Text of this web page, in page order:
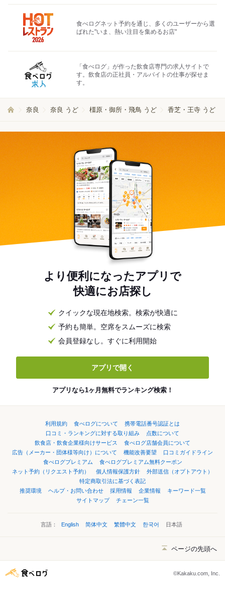
食べログネット予約を通じ、多くのユーザーから選
ばれた"いま、熱い注目を集めるお店"
「食べログ」が作った飲食店専門の求人サイトで
す。飲食店の正社員・アルバイトの仕事が探せま
す。
奈良 奈良 うど 橿原・御所・飛鳥 うど 香芝・王寺 うど
より便利になったアプリで
快適にお店探し
クイックな現在地検索。検索が快適に
予約も簡単。空席をスムーズに検索
会員登録なし。すぐに利用開始
アプリで開く
アプリなら1ヶ月無料でランキング検索！
利用規約 食べログについて
携帯電話番号認証とは
口コミ・ランキングに対する取り組み
点数について
飲食店・飲食企業様向けサービス
食べログ店舗会員について
広告（メーカー・団体様等向け）について
機能改善要望
口コミガイドライン
食べログプレミアム
食べログプレミアム無料クーポン
ネット予約（リクエスト予約）
個人情報保護方針
外部送信（オプトアウト）
特定商取引法に基づく表記
推奨環境
ヘルプ・お問い合わせ 採用情報 企業情報
キーワード一覧
サイトマップ
チェーン一覧
言語： English 简体中文 繁體中文 한국어 日本語
ページの先頭へ
©Kakaku.com, Inc.